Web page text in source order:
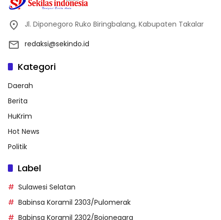
Jl. Diponegoro Ruko Biringbalang, Kabupaten Takalar
redaksi@sekindo.id
Kategori
Daerah
Berita
HuKrim
Hot News
Politik
Label
Sulawesi Selatan
Babinsa Koramil 2303/Pulomerak
Babinsa Koramil 2302/Bojonegara